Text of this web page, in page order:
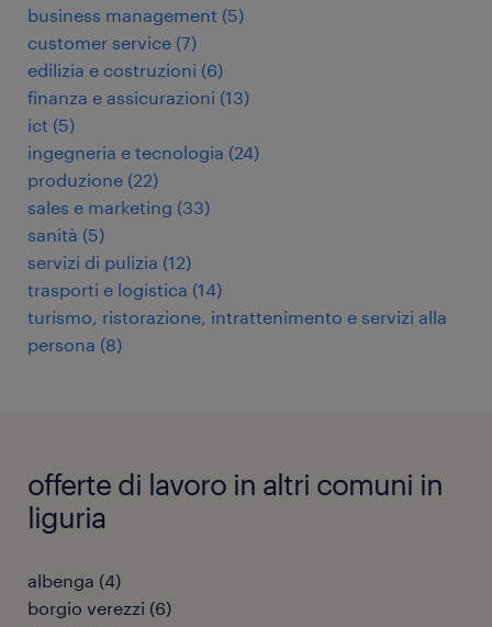
business management (5)
customer service (7)
edilizia e costruzioni (6)
finanza e assicurazioni (13)
ict (5)
ingegneria e tecnologia (24)
produzione (22)
sales e marketing (33)
sanità (5)
servizi di pulizia (12)
trasporti e logistica (14)
turismo, ristorazione, intrattenimento e servizi alla
persona (8)
offerte di lavoro in altri comuni in
liguria
albenga (4)
borgio verezzi (6)